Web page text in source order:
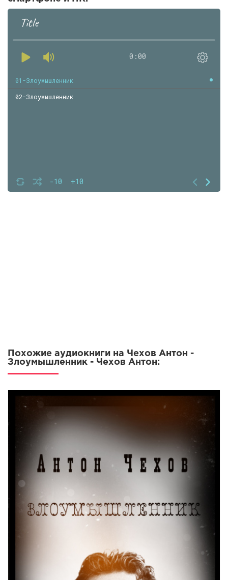
Title
0:00
-10 +10
01-Злоумышленник
02-Злоумышленник
Похожие аудиокниги на Чехов Антон -
Злоумышленник - Чехов Антон: